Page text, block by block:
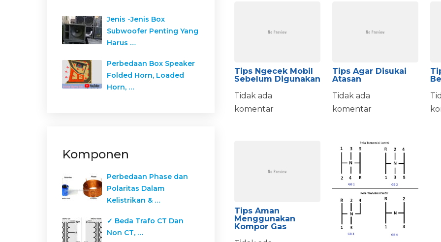
Tips Ngecek Mobil
Sebelum Digunakan
Tidak ada
komentar
Tips Agar Disukai
Atasan
Tidak ada
komentar
Tips Aman
Menggunakan
Kompor Gas
Jenis -Jenis Box
Subwoofer Penting Yang
Harus …
Perbedaan Box Speaker
Folded Horn, Loaded
Horn, …
Komponen
Perbedaan Phase dan
Polaritas Dalam
Kelistrikan & …
✓ Beda Trafo CT Dan
Non CT, …